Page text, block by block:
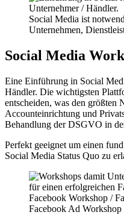
Social Media ist
Unternehmen,
Social Media
Eine Einführung in Social
Händler. Die wichtigsten
entscheiden, was den größten
Accounteinrichtung und
Behandlung der DSGVO in
Perfekt geeignet um einen
Social Media Status Quo zu
Facebook Workshop /
Facebook Ad Workshop